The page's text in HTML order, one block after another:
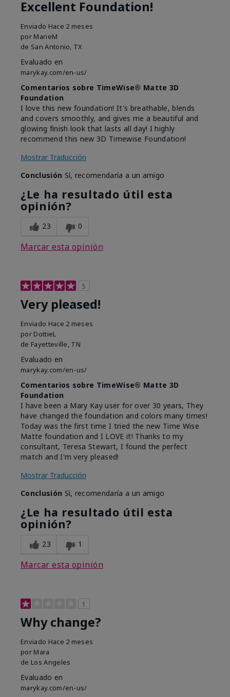
Excellent Foundation!
Enviado Hace 2 meses
por MarieM
de San Antonio, TX
Evaluado en
marykay.com/en-us/
Comentarios sobre TimeWise® Matte 3D
Foundation
I love this new foundation! It's breathable, blends
and covers smoothly, and gives me a beautiful and
glowing finish look that lasts all day! I highly
recommend this new 3D Timewise Foundation!
Mostrar Traducción
Conclusión Sí, recomendaría a un amigo
¿Le ha resultado útil esta
opinión?
23 0
Marcar esta opinión
5
Very pleased!
Enviado Hace 2 meses
por DottieL
de Fayetteville, TN
Evaluado en
marykay.com/en-us/
Comentarios sobre TimeWise® Matte 3D
Foundation
I have been a Mary Kay user for over 30 years, They
have changed the foundation and colors many times!
Today was the first time I tried the new Time Wise
Matte foundation and I LOVE it! Thanks to my
consultant, Teresa Stewart, I found the perfect
match and I'm very pleased!
Mostrar Traducción
Conclusión Sí, recomendaría a un amigo
¿Le ha resultado útil esta
opinión?
23 1
Marcar esta opinión
1
Why change?
Enviado Hace 2 meses
por Mara
de Los Angeles
Evaluado en
marykay.com/en-us/